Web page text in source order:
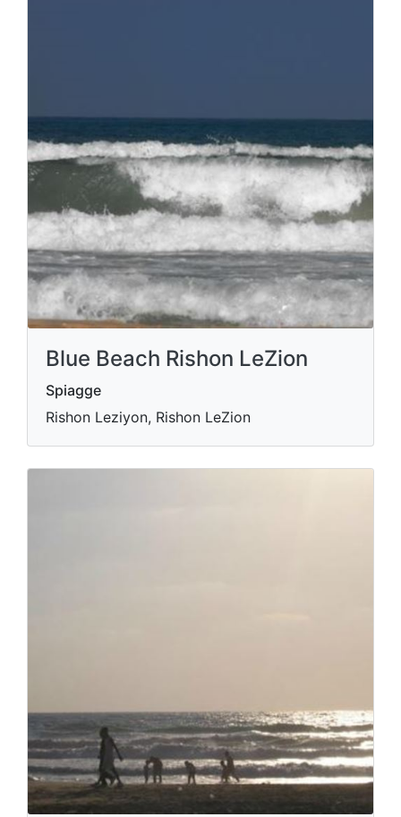
Blue Beach Rishon LeZion
Spiagge
Rishon Leziyon, Rishon LeZion